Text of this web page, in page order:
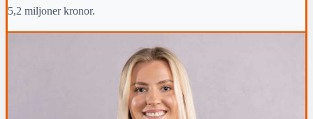
5,2 miljoner kronor.